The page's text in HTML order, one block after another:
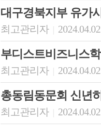
대구경북지부 유가
최고관리자
부디스트비즈니스
최고관리자
총동림동문회 신년
최고관리자